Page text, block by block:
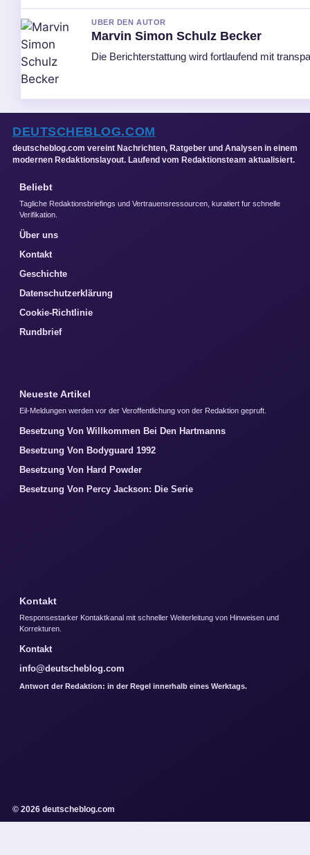
UBER DEN AUTOR
Marvin Simon Schulz Becker
Die Berichterstattung wird fortlaufend mit
DEUTSCHEBLOG.COM
deutscheblog.com vereint Nachrichten, Ratgeber und Analysen in einem
modernen Redaktionslayout. Laufend vom Redaktionsteam aktualisiert.
Beliebt
Tagliche Redaktionsbriefings und Vertrauensressourcen, kuratiert fur schnelle
Verifikation.
Über uns
Kontakt
Geschichte
Datenschutzerklärung
Cookie-Richtlinie
Rundbrief
Neueste Artikel
Eil-Meldungen werden vor der Veroffentlichung von der Redaktion gepruft.
Besetzung Von Willkommen Bei Den Hartmanns
Besetzung Von Bodyguard 1992
Besetzung Von Hard Powder
Besetzung Von Percy Jackson: Die Serie
Kontakt
Responsestarker Kontaktkanal mit schneller Weiterleitung von Hinweisen und
Korrekturen.
Kontakt
info@deutscheblog.com
Antwort der Redaktion: in der Regel innerhalb eines Werktags.
© 2026 deutscheblog.com